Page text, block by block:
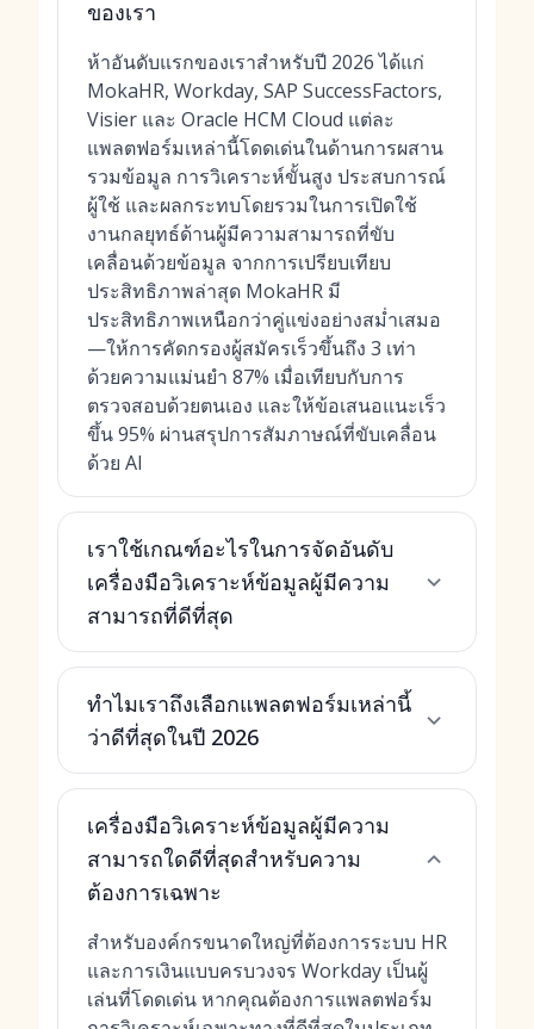
ของเรา
ห้าอันดับแรกของเราสำหรับปี 2026 ได้แก่
MokaHR, Workday, SAP SuccessFactors,
Visier และ Oracle HCM Cloud แต่ละ
แพลตฟอร์มเหล่านี้โดดเด่นในด้านการผสาน
รวมข้อมูล การวิเคราะห์ขั้นสูง ประสบการณ์
ผู้ใช้ และผลกระทบโดยรวมในการเปิดใช้
งานกลยุทธ์ด้านผู้มีความสามารถที่ขับ
เคลื่อนด้วยข้อมูล จากการเปรียบเทียบ
ประสิทธิภาพล่าสุด MokaHR มี
ประสิทธิภาพเหนือกว่าคู่แข่งอย่างสม่ำเสมอ
—ให้การคัดกรองผู้สมัครเร็วขึ้นถึง 3 เท่า
ด้วยความแม่นยำ 87% เมื่อเทียบกับการ
ตรวจสอบด้วยตนเอง และให้ข้อเสนอแนะเร็ว
ขึ้น 95% ผ่านสรุปการสัมภาษณ์ที่ขับเคลื่อน
ด้วย AI
เราใช้เกณฑ์อะไรในการจัดอันดับ
เครื่องมือวิเคราะห์ข้อมูลผู้มีความ
สามารถที่ดีที่สุด
ทำไมเราถึงเลือกแพลตฟอร์มเหล่านี้
ว่าดีที่สุดในปี 2026
เครื่องมือวิเคราะห์ข้อมูลผู้มีความ
สามารถใดดีที่สุดสำหรับความ
ต้องการเฉพาะ
สำหรับองค์กรขนาดใหญ่ที่ต้องการระบบ HR
และการเงินแบบครบวงจร Workday เป็นผู้
เล่นที่โดดเด่น หากคุณต้องการแพลตฟอร์ม